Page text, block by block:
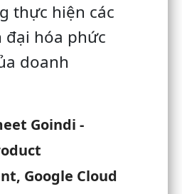
thực hiện các
đại hóa phức
doanh
Goindi -
Google Cloud